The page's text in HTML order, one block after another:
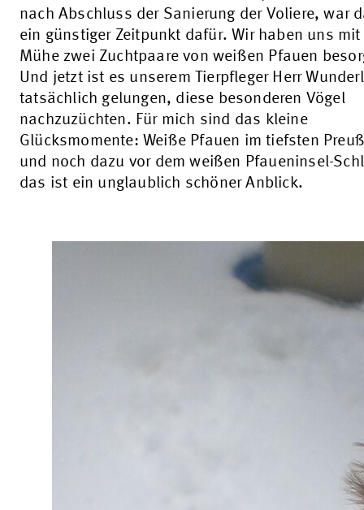
nach Abschluss der Sanierung der Voliere, war
ein günstiger Zeitpunkt dafür. Wir haben uns mit
Mühe zwei Zuchtpaare von weißen Pfauen
Und jetzt ist es unserem Tierpfleger Herr
tatsächlich gelungen, diese besonderen Vögel
nachzuzüchten. Für mich sind das kleine
Glücksmomente: Weiße Pfauen im tiefsten
und noch dazu vor dem weißen Pfaueninsel-
das ist ein unglaublich schöner Anblick.